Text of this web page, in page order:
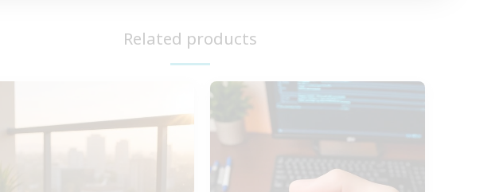
Related products